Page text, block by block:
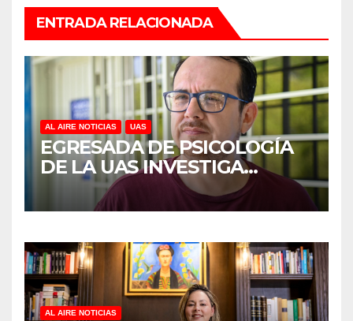
ENTRADA RELACIONADA
AL AIRE NOTICIAS UAS
EGRESADA DE PSICOLOGÍA
DE LA UAS INVESTIGA
DUELO ANTICIPADO Y
SOBRECARGA EN
MAYORES
AL AIRE NOTICIAS